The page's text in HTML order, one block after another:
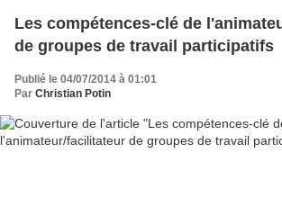
Les compétences-clé de
de groupes de travail participatifs
Publié le 04/07/2014 à 01:01
Par Christian Potin